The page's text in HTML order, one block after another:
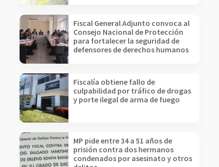
Fiscal General Adjunto convoca al
Consejo Nacional de Protección
para fortalecer la seguridad de
defensores de derechos humanos
Fiscalía obtiene fallo de
culpabilidad por tráfico de drogas
y porte ilegal de arma de fuego
MP pide entre 34 a 51 años de
prisión contra dos hermanos
condenados por asesinato y otros